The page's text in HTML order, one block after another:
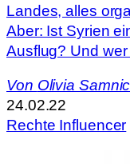
Landes, alles
Aber: Ist Syrien
Ausflug? Und
Von Olivia
24.02.22
Rechte Influencer